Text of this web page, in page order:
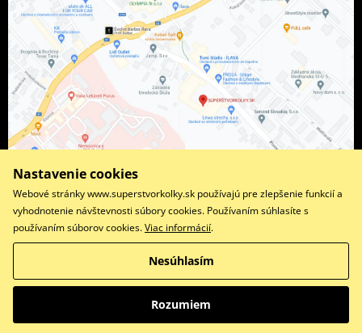
Facebook
Copyright © 2026 www.superstvorkolky.sk
Všetky práva vyhradené
Prepnúť na klasickú verziu
Nastavenie cookies
Webové stránky www.superstvorkolky.sk používajú pre zlepšenie funkcií a
vyhodnotenie návštevnosti súbory cookies. Používaním súhlasíte s
používaním súborov cookies.Viac informácií.
Nesúhlasím
Rozumiem